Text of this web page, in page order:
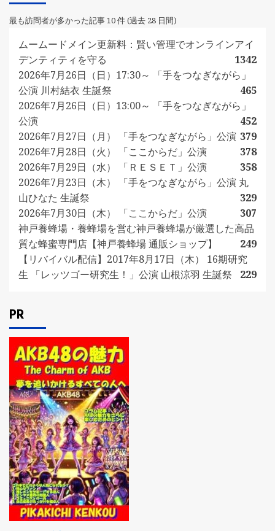
最も訪問者が多かった記事 10 件 (過去 28 日間)
ムームードメイン更新料：賢い管理でオンラインアイ
デンティティを守る
1342
2026年7月26日（日）17:30～ 「手をつなぎながら」
公演 川村結衣 生誕祭
465
2026年7月26日（日）13:00～ 「手をつなぎながら」
公演
452
2026年7月27日（月） 「手をつなぎながら」公演 379
2026年7月28日（火） 「ここからだ」公演
378
2026年7月29日（水） 「ＲＥＳＥＴ」公演
358
2026年7月23日（木） 「手をつなぎながら」公演 丸
山ひなた 生誕祭
329
2026年7月30日（木） 「ここからだ」公演
307
神戸養蜂場・養蜂場を営む神戸養蜂場が厳選した高品
質な蜂蜜専門店【神戸養蜂場 通販ショップ】
249
【リバイバル配信】2017年8月17日（木） 16期研究
生 「レッツゴー研究生！」公演 山根涼羽 生誕祭
229
PR